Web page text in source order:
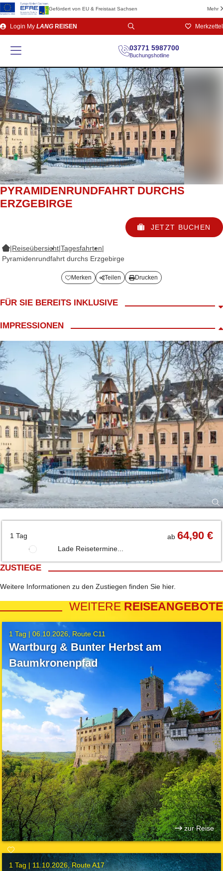
Gefördert von EU & Freistaat Sachsen Mehr
Direkt
zum
Login My LANG REISEN Merkzettel
03771 5987700
Buchungshotline
PYRAMIDENRUNDFAHRT DURCHS
ERZGEBIRGE
JETZT BUCHEN
|Reiseübersicht|Tagesfahrten|
Pyramidenrundfahrt durchs Erzgebirge
Merken Teilen Drucken
FÜR SIE BEREITS INKLUSIVE
Begrüßungskaffee
LANG Reiseleiter
Besuch der Pyramiden in Schwarzenberg, Johanngeorgenstadt,
Oberwiesenthal
inkl. Reiseleiter mit historischen Einblick & kleinen Anekdoten zu
den Pyramiden
inkl. Mittagessen in Oberwiesenthal
IMPRESSIONEN
1 Tag ab64,90 €
Lade Reisetermine...
ZUSTIEGE
Weitere Informationen zu den Zustiegen finden Sie hier.
WEITERE REISEANGEBOTE
1 Tag |06.10.2026 Route C11
Wartburg & Bunter Herbst am
Baumkronenpfad
zur Reise
1 Tag |11.10.2026 Route A17